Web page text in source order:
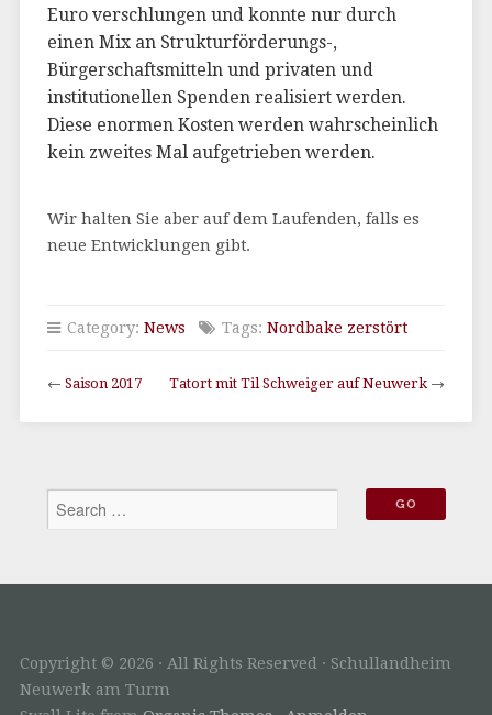
Euro verschlungen und konnte nur durch
einen Mix an Strukturförderungs-,
Bürgerschaftsmitteln und privaten und
institutionellen Spenden realisiert werden.
Diese enormen Kosten werden wahrscheinlich
kein zweites Mal aufgetrieben werden.
Wir halten Sie aber auf dem Laufenden, falls es
neue Entwicklungen gibt.
Category: News Tags: Nordbake zerstört
← Saison 2017 Tatort mit Til Schweiger auf Neuwerk →
Copyright © 2026 · All Rights Reserved · Schullandheim
Neuwerk am Turm